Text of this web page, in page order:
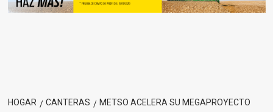
HOGAR CANTERAS
METSO ACELERA SU MEGAPROYECTO